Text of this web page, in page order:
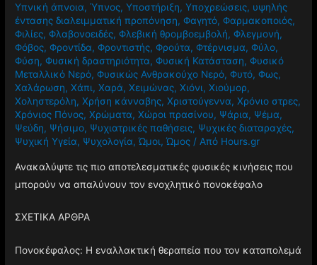
Υπνική άπνοια,Ύπνος,Υποστήριξη,Υποχρεώσεις, υψηλής
έντασης διαλειμματική προπόνηση,Φαγητό,Φαρμακοποιός,
Φιλίες,Φλαβονοειδές,Φλεβική θρομβοεμβολή,Φλεγμονή,
Φόβος,Φροντίδα,Φροντιστής,Φρούτα,Φτέρνισμα,Φύλο,
Φύση,Φυσική δραστηριότητα,Φυσική Κατάσταση,Φυσικό
Μεταλλικό Νερό,Φυσικώς Ανθρακούχο Νερό,Φυτό,Φως,
Χαλάρωση,Χάπι,Χαρά,Χειμώνας,Χιόνι,Χιούμορ,
Χοληστερόλη,Χρήση κάνναβης,Χριστούγεννα,Χρόνιο στρες,
Χρόνιος Πόνος,Χρώματα,Χώροι πρασίνου, Ψάρια, Ψέμα,
Ψεύδη, Ψήσιμο, Ψυχιατρικές παθήσεις, Ψυχικές διαταραχές,
Ψυχική Υγεία, Ψυχολογία,Ώμοι,Ώμος / Από Hours.gr
Ανακαλύψτε τις πιο αποτελεσματικές φυσικές κινήσεις που
μπορούν να απαλύνουν τον ενοχλητικό πονοκέφαλο
ΣΧΕΤΙΚΑ ΑΡΘΡΑ
Πονοκέφαλος: Η εναλλακτική θεραπεία που τον καταπολεμά